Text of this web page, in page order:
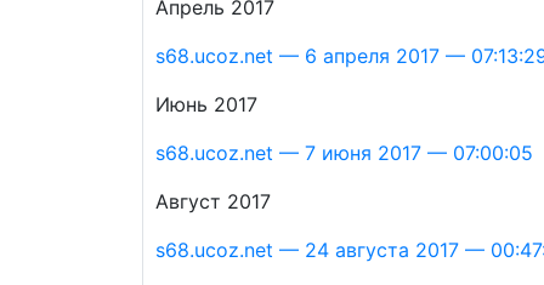
Апрель 2017
s68.ucoz.net — 6 апреля 2017 —
Июнь 2017
s68.ucoz.net — 7 июня 2017 — 07:00:05
Август 2017
s68.ucoz.net — 24 августа 2017 —